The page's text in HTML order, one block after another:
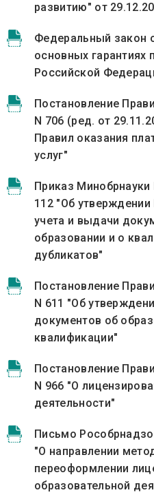
развитию" от
Федеральный закон
основных гарантиях
Российской
Постановление
N 706 (ред. от
Правил оказания
услуг"
Приказ Минобрнауки
112 "Об
учета и выдачи
образовании и о
дубликатов"
Постановление
N 611 "Об
документов об
квалификации"
Постановление
N 966 "О
деятельности"
Письмо
"О направлении
переоформлении
образовательной